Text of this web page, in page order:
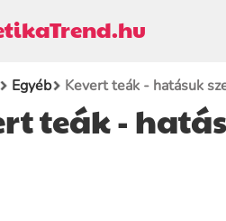
Egyéb Kevert teák - hatásuk
teák -